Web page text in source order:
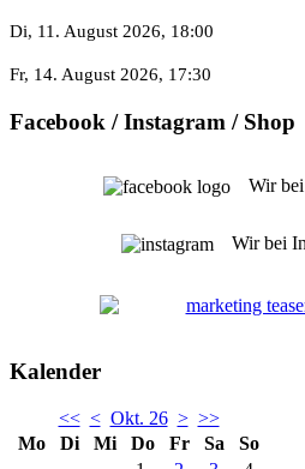
Di, 11. August 2026, 18:00
Fr, 14. August 2026, 17:30
Facebook / Instagram / Shop
Wir
Wir bei
Kalender
<< < Okt. 26 > >>
Mo
Di Mi Do Fr Sa
So